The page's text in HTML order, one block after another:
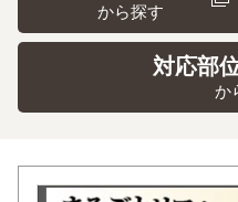
から探す
対応部
か